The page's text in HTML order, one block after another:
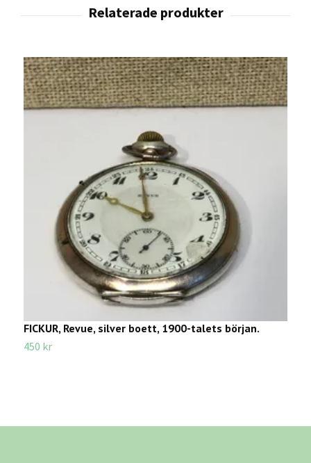
FICKUR, Revue, silver boett, 1900-talets början.
450 kr